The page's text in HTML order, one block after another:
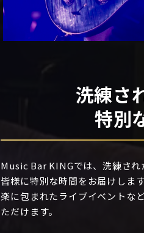
洗練さ
特別
Music Bar KINGでは、洗練され
皆様に特別な時間をお届けしま
楽に包まれたライブイベントな
ただけます。